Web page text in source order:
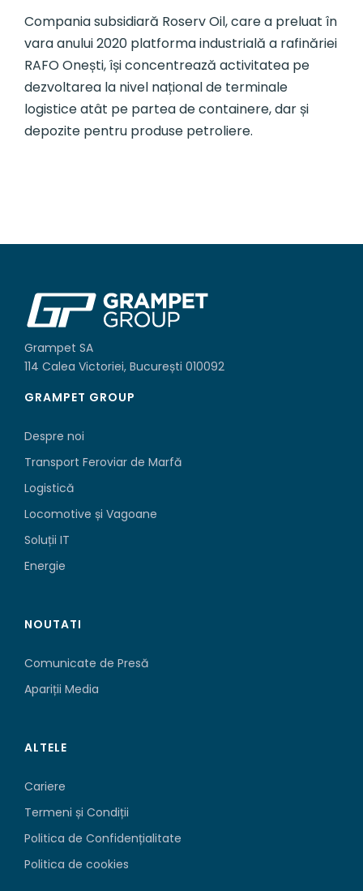
Compania subsidiară Roserv Oil, care a preluat în
vara anului 2020 platforma industrială a rafinăriei
RAFO Onești, își concentrează activitatea pe
dezvoltarea la nivel național de terminale
logistice atât pe partea de containere, dar și
depozite pentru produse petroliere.
Grampet SA
114 Calea Victoriei, București 010092
GRAMPET GROUP
Despre noi
Transport Feroviar de Marfă
Logistică
Locomotive și Vagoane
Soluții IT
Energie
NOUTATI
Comunicate de Presă
Apariții Media
ALTELE
Cariere
Termeni și Condiții
Politica de Confidențialitate
Politica de cookies